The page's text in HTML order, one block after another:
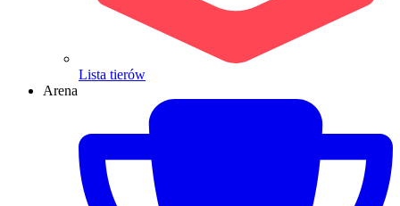
Lista tierów
Arena